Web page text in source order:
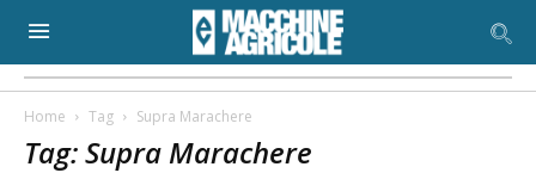
Home Tag Supra Marachere
Tag: Supra Marachere